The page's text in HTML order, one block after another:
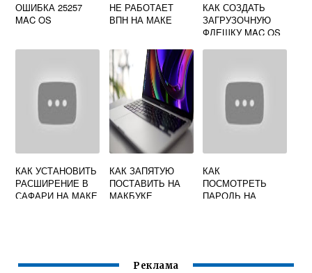
ОШИБКА 25257
MAC OS
НЕ РАБОТАЕТ
ВПН НА МАКЕ
КАК СОЗДАТЬ
ЗАГРУЗОЧНУЮ
ФЛЕШКУ MAC OS
КАК УСТАНОВИТЬ
РАСШИРЕНИЕ В
САФАРИ НА МАКЕ
КАК ЗАПЯТУЮ
ПОСТАВИТЬ НА
МАКБУКЕ
КАК
ПОСМОТРЕТЬ
ПАРОЛЬ НА
Реклама